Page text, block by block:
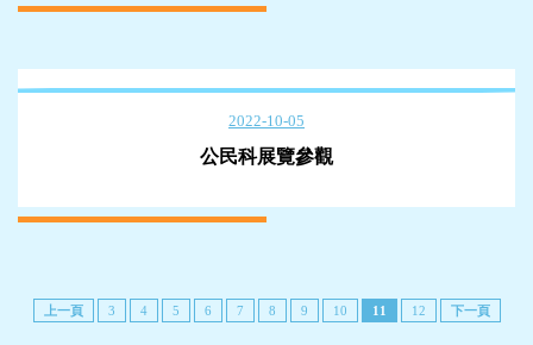
2022-10-05
公民科展覽參觀
上一頁 3 4 5 6 7 8 9 10 11 12 下一頁